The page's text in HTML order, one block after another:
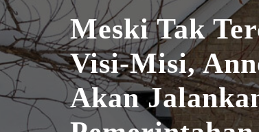
Meski Tak
Visi-Misi,
Akan